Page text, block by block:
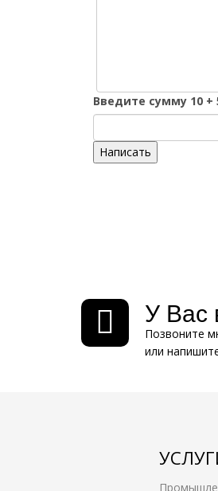
Введите сумму 10 +
Написать
У Вас
Позвоните
или